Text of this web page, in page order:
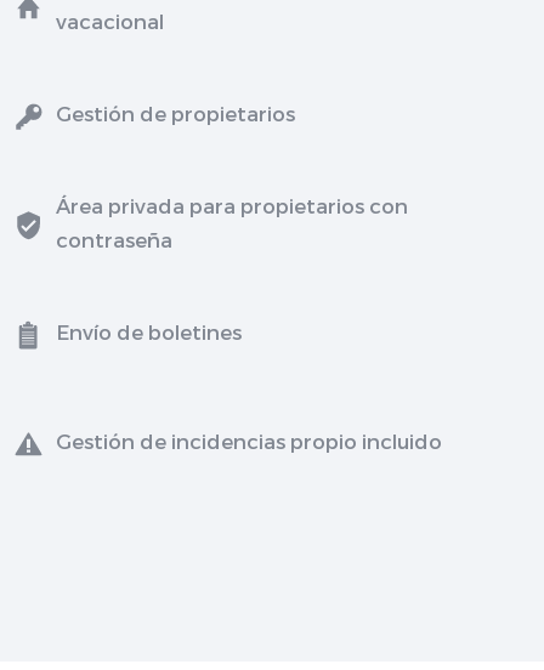
vacacional
Gestión de propietarios
Área privada para propietarios con
contraseña
Envío de boletines
Gestión de incidencias propio incluido